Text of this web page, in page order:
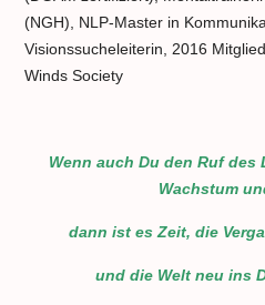
(NGH), NLP-Master in
Visionssucheleiterin, 2016
Winds Society
Wenn auch Du den Ruf
Wachstum
dann ist es Zeit, die
und die Welt neu ins